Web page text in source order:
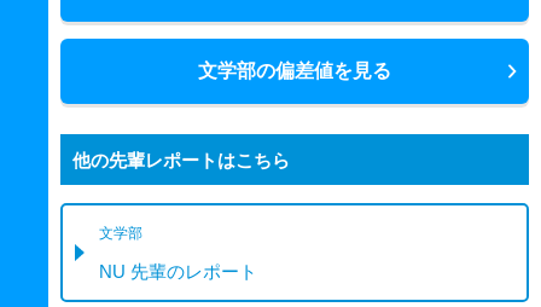
文学部の偏差値を見る
他の先輩レポートはこちら
文学部
NU 先輩のレポート